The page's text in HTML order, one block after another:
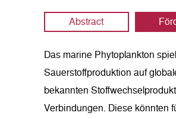
Abstract
Das marine Phytoplankton
Sauerstoffproduktion auf
bekannten
Verbindungen. Diese könnten